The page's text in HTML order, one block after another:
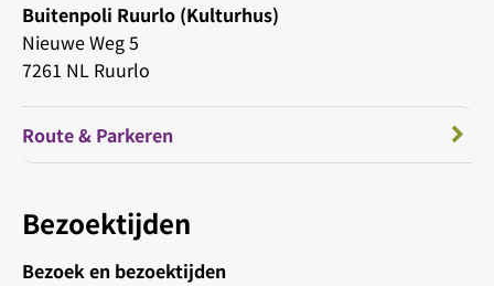
Buitenpoli Ruurlo (Kulturhus)
Nieuwe Weg 5
7261 NL Ruurlo
Route & Parkeren
Bezoektijden
Bezoek en bezoektijden